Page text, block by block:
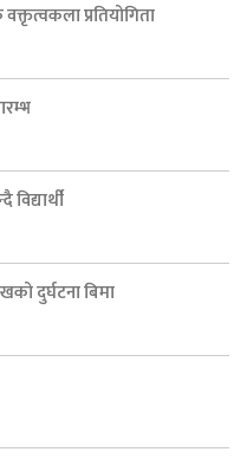
प्रतियोगिता
दुर्घटना बिमा